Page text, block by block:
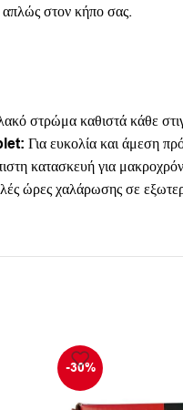
απλώς στον κήπο σας.
στρώμα καθιστά κάθε
Για ευκολία και άμεση
κατασκευή για
ώρες χαλάρωσης σε
-30%